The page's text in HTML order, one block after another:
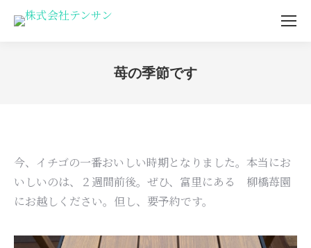
苺の季節です
今、イチゴの一番おいしい時期となりました。本当にお
いしいのは、２週間前後。ぜひ、富里にある 柳橋苺園
にお越しください。但し、要予約です。